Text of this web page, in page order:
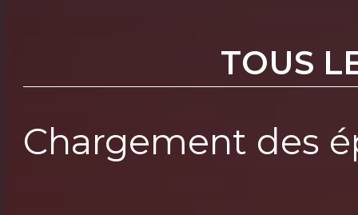
TOUS
Chargement des